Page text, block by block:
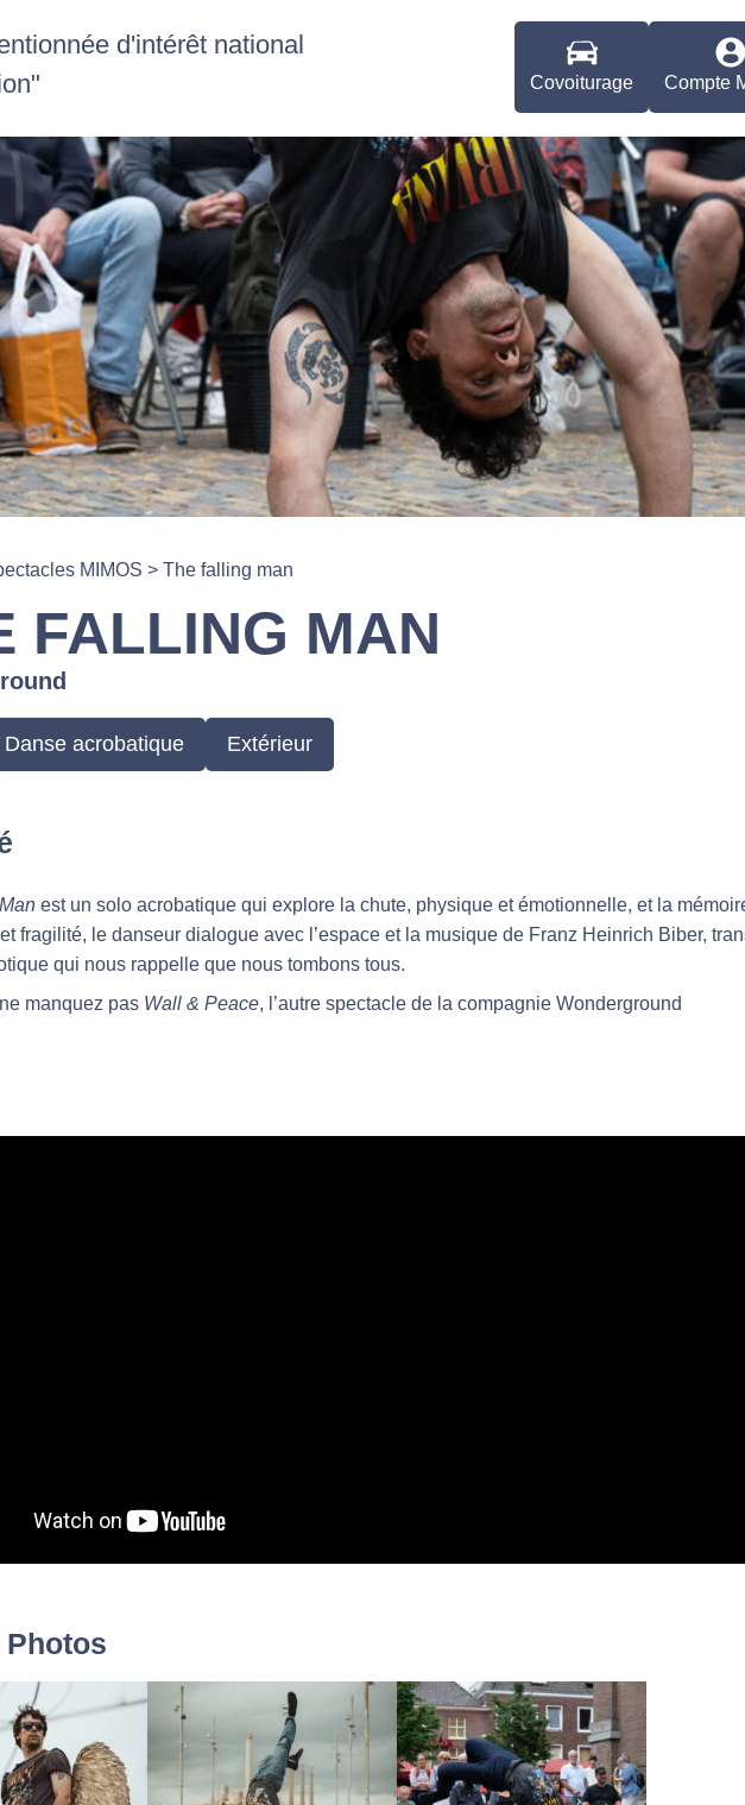
d'intérêt national
Covoiturage Compte
MIMOS > The falling man
FALLING MAN
Danse acrobatique Extérieur
est un solo acrobatique qui explore la chute, physique et émotionnelle, et la
fragilité, le danseur dialogue avec l’espace et la musique de Franz Heinrich Biber,
qui nous rappelle que nous tombons tous.
manquez pas Wall & Peace, l’autre spectacle de la compagnie Wonderground
Photos